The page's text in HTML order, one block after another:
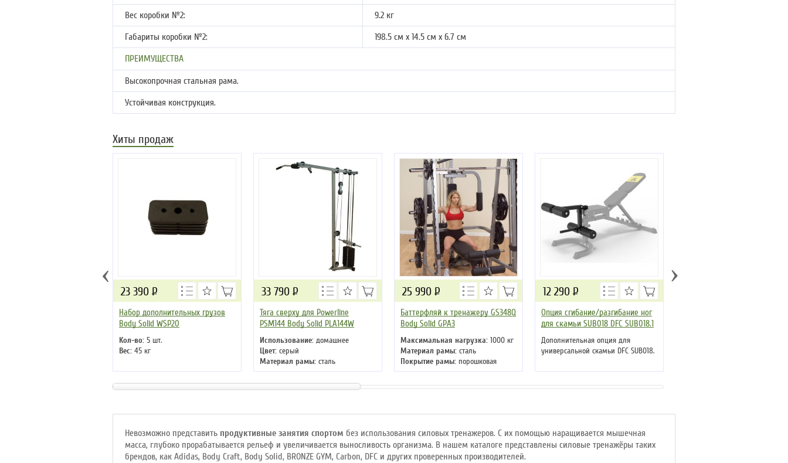
Вес коробки №2:
9.2 кг
Габариты коробки №2:
198.5 см х 14.5 см х 6.7 см
ПРЕИМУЩЕСТВА
Высокопрочная стальная рама.
Устойчивая конструкция.
Хиты продаж
Набор дополнительных грузов
Body Solid WSP20
Кол-во: 5 шт.
Вес: 45 кг
23 390 Р
Тяга сверху для Powerline
PSM144 Body Solid PLA144W
Использование: домашнее
Цвет: серый
Материал рамы: сталь
33 790 Р
Баттерфляй к тренажеру GS348Q
Body Solid GPA3
Максимальная нагрузка: 1000 кг
Материал рамы: сталь
Покрытие рамы: порошковая
окраска
25 990 Р
Опция сгибание/разгибание ног
для скамьи SUB018 DFC SUB018.1
Дополнительная опция для
универсальной скамьи DFC SUB018.
12 290 Р
‹ ›
Невозможно представить продуктивные занятия спортом без использования силовых тренажеров. С их помощью наращивается мышечная
масса, глубоко прорабатывается рельеф и увеличивается выносливость организма. В нашем каталоге представлены силовые тренажёры таких
брендов, как Adidas, Body Craft, Body Solid, BRONZE GYM, Carbon, DFC и других проверенных производителей.